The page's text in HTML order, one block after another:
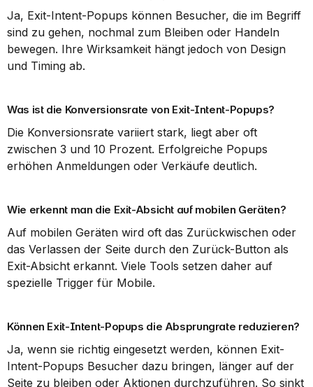
Ja, Exit-Intent-Popups können Besucher, die im Begriff
sind zu gehen, nochmal zum Bleiben oder Handeln
bewegen. Ihre Wirksamkeit hängt jedoch von Design
und Timing ab.
Was ist die Konversionsrate von Exit-Intent-Popups?
Die Konversionsrate variiert stark, liegt aber oft
zwischen 3 und 10 Prozent. Erfolgreiche Popups
erhöhen Anmeldungen oder Verkäufe deutlich.
Wie erkennt man die Exit-Absicht auf mobilen Geräten?
Auf mobilen Geräten wird oft das Zurückwischen oder
das Verlassen der Seite durch den Zurück-Button als
Exit-Absicht erkannt. Viele Tools setzen daher auf
spezielle Trigger für Mobile.
Können Exit-Intent-Popups die Absprungrate reduzieren?
Ja, wenn sie richtig eingesetzt werden, können Exit-
Intent-Popups Besucher dazu bringen, länger auf der
Seite zu bleiben oder Aktionen durchzuführen. So sinkt